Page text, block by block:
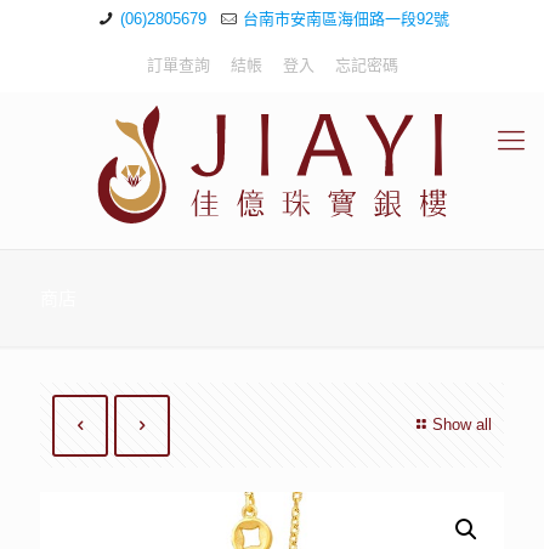
(06)2805679 台南市安南區海佃路一段92號
訂單查詢 結帳 登入 忘記密碼
Show all